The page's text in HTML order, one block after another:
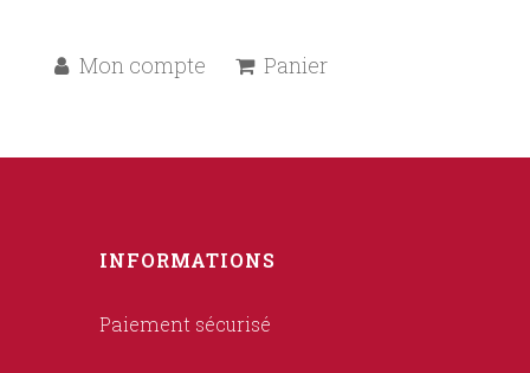
Mon compte Panier
INFORMATIONS
Paiement sécurisé